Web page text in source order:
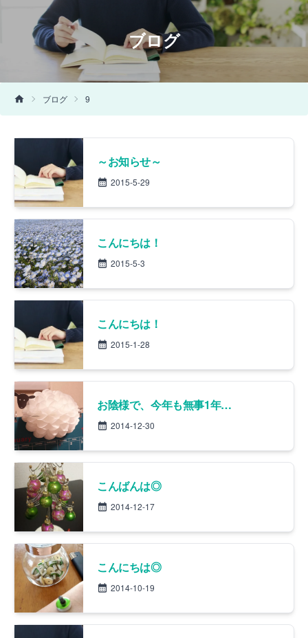
ブログ
ブログ 9
～お知らせ～
2015-5-29
こんにちは！
2015-5-3
こんにちは！
2015-1-28
お陰様で、今年も無事1年を過ごすことが出来ました！
2014-12-30
こんばんは◎
2014-12-17
こんにちは◎
2014-10-19